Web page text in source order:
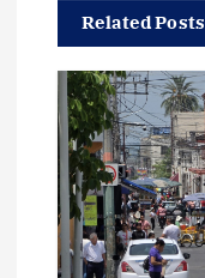
a
c
ó
n
Related Posts